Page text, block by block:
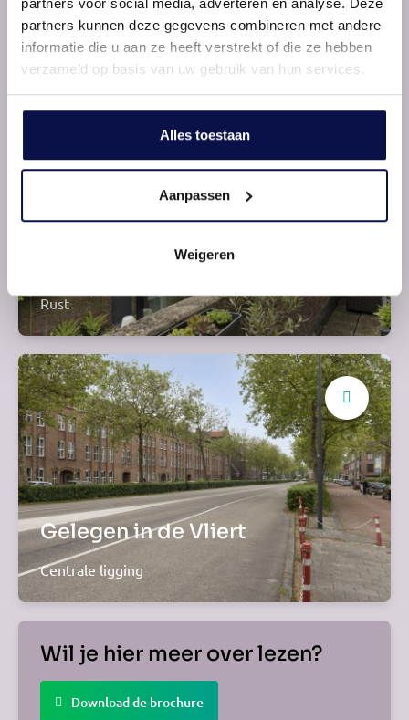
partners kunnen deze gegevens combineren met andere
informatie die u aan ze heeft verstrekt of die ze hebben
verzameld op basis van uw gebruik van hun services.
Alles toestaan
Aanpassen
Weigeren
Balkon op het zuiden
Rust
Gelegen in de Vliert
Centrale ligging
Wil je hier meer over lezen?
Download de brochure